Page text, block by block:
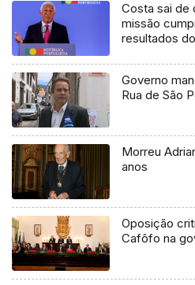
Costa sai de
missão
resultados
Governo
Rua de São
Morreu
anos
Oposição
Cafôfo na